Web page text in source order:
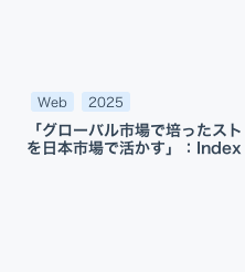
Web 2025
「グローバル市場で培ったス
を日本市場で活かす」：